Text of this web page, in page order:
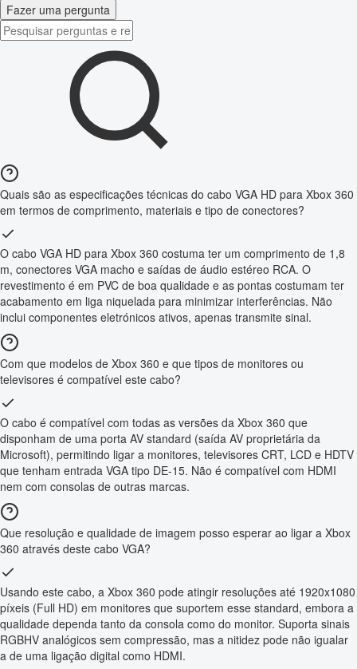
Fazer uma pergunta
Quais são as especificações técnicas do cabo VGA HD para Xbox 360
em termos de comprimento, materiais e tipo de conectores?
O cabo VGA HD para Xbox 360 costuma ter um comprimento de 1,8
m, conectores VGA macho e saídas de áudio estéreo RCA. O
revestimento é em PVC de boa qualidade e as pontas costumam ter
acabamento em liga niquelada para minimizar interferências. Não
inclui componentes eletrónicos ativos, apenas transmite sinal.
Com que modelos de Xbox 360 e que tipos de monitores ou
televisores é compatível este cabo?
O cabo é compatível com todas as versões da Xbox 360 que
disponham de uma porta AV standard (saída AV proprietária da
Microsoft), permitindo ligar a monitores, televisores CRT, LCD e HDTV
que tenham entrada VGA tipo DE-15. Não é compatível com HDMI
nem com consolas de outras marcas.
Que resolução e qualidade de imagem posso esperar ao ligar a Xbox
360 através deste cabo VGA?
Usando este cabo, a Xbox 360 pode atingir resoluções até 1920x1080
píxeis (Full HD) em monitores que suportem esse standard, embora a
qualidade dependa tanto da consola como do monitor. Suporta sinais
RGBHV analógicos sem compressão, mas a nitidez pode não igualar
a de uma ligação digital como HDMI.